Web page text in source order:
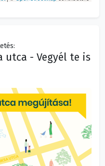
utca - Vegyél te is